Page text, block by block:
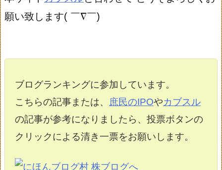
願い致します( ￣∇￣)
ブログランキングに参加しています。
こちらの記事または、 庶民のIPOやカブスル
の記事が参考になりましたら、投票ボタンの
クリックによる清き一票をお願いします。